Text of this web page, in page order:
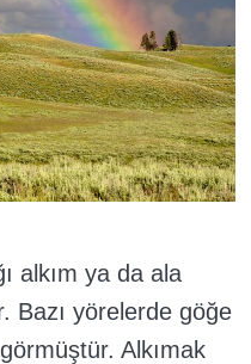
alkım ya da ala
Bazı yörelerde göğe
Alkımak